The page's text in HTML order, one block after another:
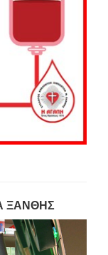
ΞΑΝΘΗΣ